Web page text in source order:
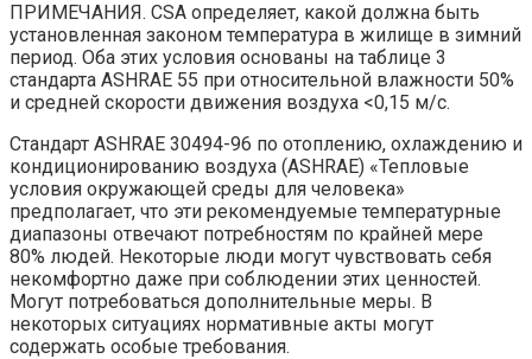
ПРИМЕЧАНИЯ. CSA определяет, какой должна быть
установленная законом температура в жилище в зимний
период. Оба этих условия основаны на таблице 3
стандарта ASHRAE 55 при относительной влажности 50%
и средней скорости движения воздуха <0,15 м/c.
Стандарт ASHRAE 30494-96 по отоплению, охлаждению и
кондиционированию воздуха (ASHRAE) «Тепловые
условия окружающей среды для человека»
предполагает, что эти рекомендуемые температурные
диапазоны отвечают потребностям по крайней мере
80% людей. Некоторые люди могут чувствовать себя
некомфортно даже при соблюдении этих ценностей.
Могут потребоваться дополнительные меры. В
некоторых ситуациях нормативные акты могут
содержать особые требования.